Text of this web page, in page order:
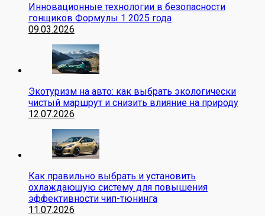
Инновационные технологии в безопасности
гонщиков Формулы 1 2025 года
09.03.2026
Экотуризм на авто: как выбрать экологически
чистый маршрут и снизить влияние на природу
12.07.2026
Как правильно выбрать и установить
охлаждающую систему для повышения
эффективности чип-тюнинга
11.07.2026